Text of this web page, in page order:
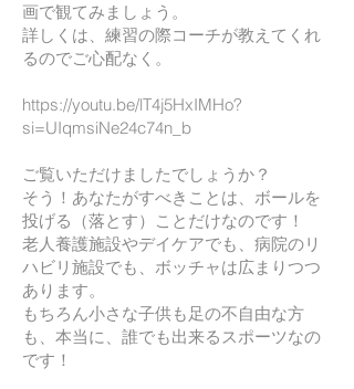
画で観てみましょう。
詳しくは、練習の際コーチが教えてくれ
るのでご心配なく。
https://youtu.be/lT4j5HxIMHo?
si=UIqmsiNe24c74n_b
ご覧いただけましたでしょうか？
そう！あなたがすべきことは、ボールを
投げる（落とす）ことだけなのです！
老人養護施設やデイケアでも、病院のリ
ハビリ施設でも、ボッチャは広まりつつ
あります。
もちろん小さな子供も足の不自由な方
も、本当に、誰でも出来るスポーツなの
です！